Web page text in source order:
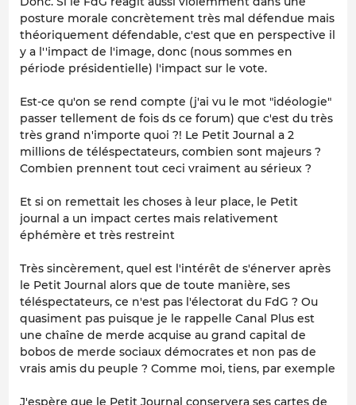
posture morale concrètement très mal défendue mais
théoriquement défendable, c'est que en perspective il
y a l''impact de l'image, donc (nous sommes en
période présidentielle) l'impact sur le vote.
Est-ce qu'on se rend compte (j'ai vu le mot "idéologie"
passer tellement de fois ds ce forum) que c'est du très
très grand n'importe quoi ?! Le Petit Journal a 2
millions de téléspectateurs, combien sont majeurs ?
Combien prennent tout ceci vraiment au sérieux ?
Et si on remettait les choses à leur place, le Petit
journal a un impact certes mais relativement
éphémère et très restreint
Très sincèrement, quel est l'intérêt de s'énerver après
le Petit Journal alors que de toute manière, ses
téléspectateurs, ce n'est pas l'électorat du FdG ? Ou
quasiment pas puisque je le rappelle Canal Plus est
une chaîne de merde acquise au grand capital de
bobos de merde sociaux démocrates et non pas de
vrais amis du peuple ? Comme moi, tiens, par exemple
J'espère que le Petit Journal conservera ses cartes de